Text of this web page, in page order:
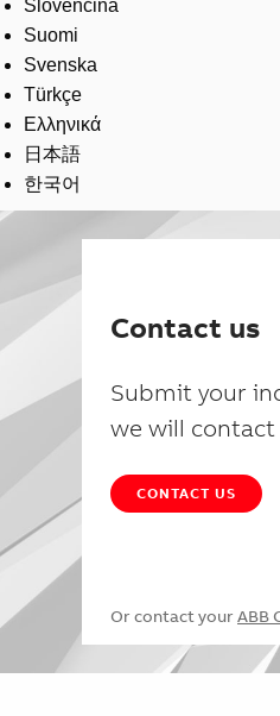
Slovenčina
Suomi
Svenska
Türkçe
Ελληνικά
日本語
한국어
Contact us
Submit your
we will contact
CONTACT US
Or contact your ABB